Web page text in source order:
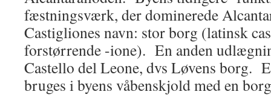
fæstningsværk, der dominerede
Castigliones navn: stor borg (latinsk
forstørrende -ione). En anden
Castello del Leone, dvs Løvens borg.
bruges i byens våbenskjold med en